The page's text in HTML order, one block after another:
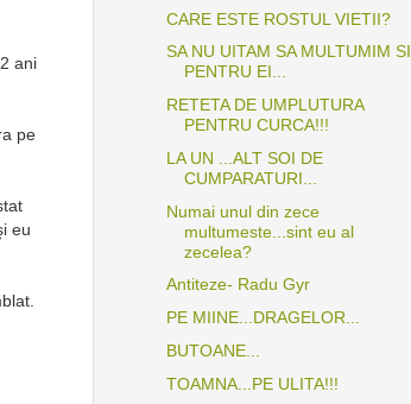
ani
pe
eu
CARE ESTE ROSTUL VIETII?
SA NU UITAM SA MULTUMIM SI
PENTRU EI...
RETETA DE UMPLUTURA
PENTRU CURCA!!!
LA UN ...ALT SOI DE
CUMPARATURI...
Numai unul din zece
multumeste...sint eu al
zecelea?
Antiteze- Radu Gyr
PE MIINE...DRAGELOR...
BUTOANE...
TOAMNA...PE ULITA!!!